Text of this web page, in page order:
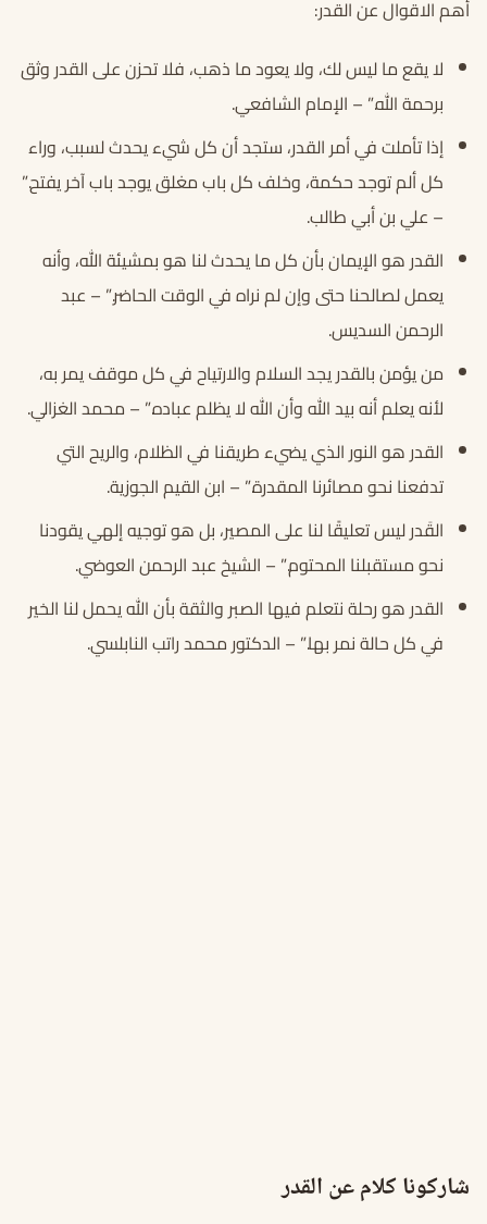
أهم الاقوال عن القدر:
لا يقع ما ليس لك، ولا يعود ما ذهب، فلا تحزن على القدر وثق
برحمة الله.” – الإمام الشافعي.
إذا تأملت في أمر القدر، ستجد أن كل شيء يحدث لسبب، وراء
كل ألم توجد حكمة، وخلف كل باب مغلق يوجد باب آخر يفتح.”
– علي بن أبي طالب.
القدر هو الإيمان بأن كل ما يحدث لنا هو بمشيئة الله، وأنه
يعمل لصالحنا حتى وإن لم نراه في الوقت الحاضر.” – عبد
الرحمن السديس.
من يؤمن بالقدر يجد السلام والارتياح في كل موقف يمر به،
لأنه يعلم أنه بيد الله وأن الله لا يظلم عباده.” – محمد الغزالي.
القدر هو النور الذي يضيء طريقنا في الظلام، والريح التي
تدفعنا نحو مصائرنا المقدرة.” – ابن القيم الجوزية.
القَدر ليس تعليقًا لنا على المصير، بل هو توجيه إلهي يقودنا
نحو مستقبلنا المحتوم.” – الشيخ عبد الرحمن العوضي.
القدر هو رحلة نتعلم فيها الصبر والثقة بأن الله يحمل لنا الخير
في كل حالة نمر بها.” – الدكتور محمد راتب النابلسي.
شاركونا كلام عن القدر